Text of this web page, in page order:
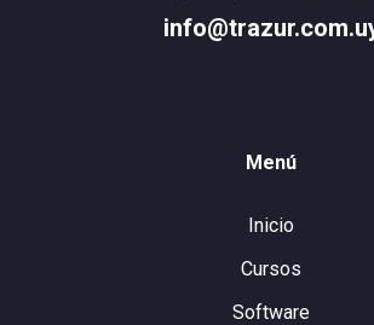
Menú
Inicio
Cursos
Software